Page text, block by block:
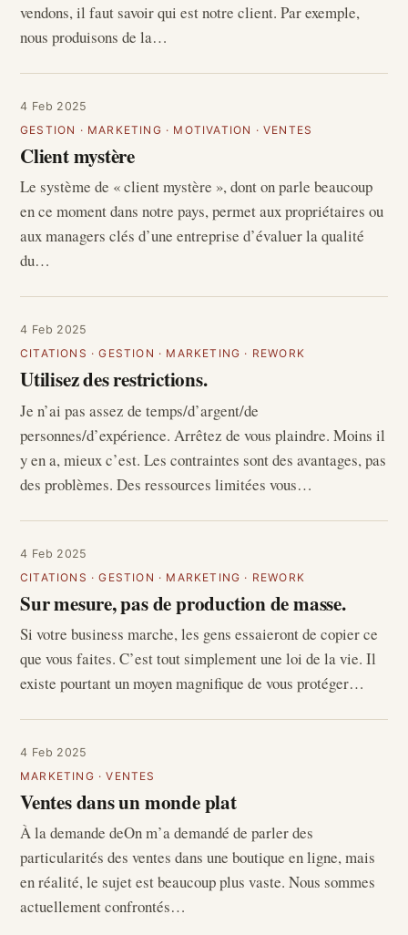
vendons, il faut savoir qui est notre client. Par exemple,
nous produisons de la…
4 Feb 2025
GESTION · MARKETING · MOTIVATION ·VENTES
Client mystère
Le système de « client mystère », dont on parle beaucoup
en ce moment dans notre pays, permet aux propriétaires ou
aux managers clés d’une entreprise d’évaluer la qualité
du…
4 Feb 2025
CITATIONS ·GESTION · MARKETING · REWORK
Utilisez des restrictions.
Je n’ai pas assez de temps/d’argent/de
personnes/d’expérience. Arrêtez de vous plaindre. Moins il
y en a, mieux c’est. Les contraintes sont des avantages, pas
des problèmes. Des ressources limitées vous…
4 Feb 2025
CITATIONS ·GESTION · MARKETING · REWORK
Sur mesure, pas de production de masse.
Si votre business marche, les gens essaieront de copier ce
que vous faites. C’est tout simplement une loi de la vie. Il
existe pourtant un moyen magnifique de vous protéger…
4 Feb 2025
MARKETING ·VENTES
Ventes dans un monde plat
À la demande deOn m’a demandé de parler des
particularités des ventes dans une boutique en ligne, mais
en réalité, le sujet est beaucoup plus vaste. Nous sommes
actuellement confrontés…